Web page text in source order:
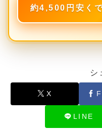
約4,500円安く
シ
X
LINE